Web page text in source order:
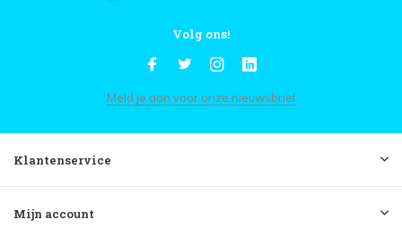
Volg ons!
Meld je aan voor onze nieuwsbrief
Klantenservice
Mijn account